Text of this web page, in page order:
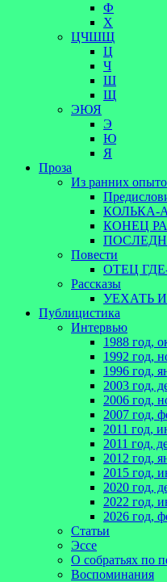
Ф
Х
ЦЧШЩ
Ц
Ч
Ш
Щ
ЭЮЯ
Э
Ю
Я
Проза
Из ранних
КОЛЬКА-
КОНЕЦ
Повести
ОТЕЦ
Рассказы
УЕХАТЬ
Публицистика
Интервью
1988 год,
1992 год,
1996 год,
2003 год,
2006 год,
2007 год,
2011 год,
2011 год,
2012 год,
2015 год,
2020 год,
2022 год,
2026 год,
Статьи
Эссе
О собратьях по
Воспоминания